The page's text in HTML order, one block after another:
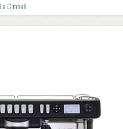
La Cimbali